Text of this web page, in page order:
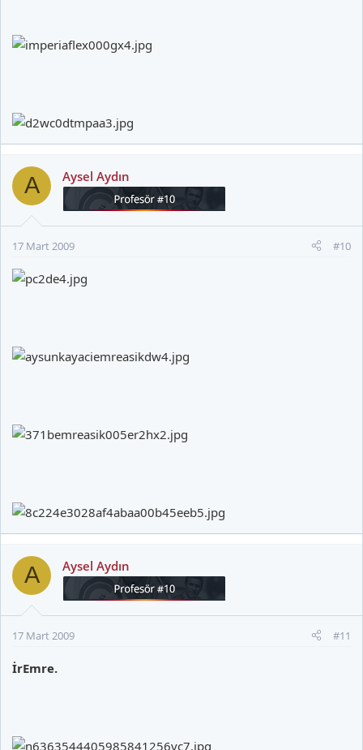
A Aysel Aydın
17 Mart 2009 #10
A Aysel Aydın
17 Mart 2009 #11
İrEmre.